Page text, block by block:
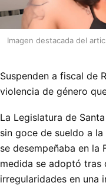
Imagen destacada del
Suspenden a fiscal de
violencia de género
La Legislatura de
sin goce de sueldo a
se desempeñaba en la
medida se adoptó tras
irregularidades en una